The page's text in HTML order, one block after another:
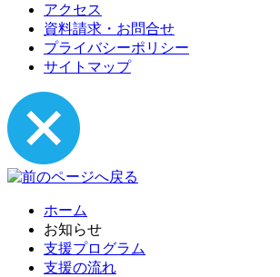
アクセス
資料請求・お問合せ
プライバシーポリシー
サイトマップ
ホーム
お知らせ
支援プログラム
支援の流れ